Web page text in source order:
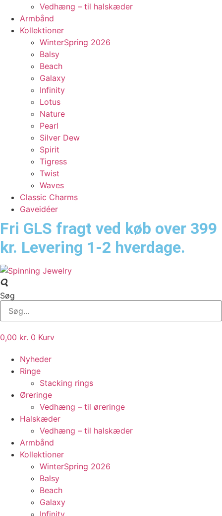
Vedhæng – til halskæder
Armbånd
Kollektioner
WinterSpring 2026
Balsy
Beach
Galaxy
Infinity
Lotus
Nature
Pearl
Silver Dew
Spirit
Tigress
Twist
Waves
Classic Charms
Gaveidéer
Fri GLS fragt ved køb over 399
kr. Levering 1-2 hverdage.
Søg
0,00 kr. 0 Kurv
Nyheder
Ringe
Stacking rings
Øreringe
Vedhæng – til øreringe
Halskæder
Vedhæng – til halskæder
Armbånd
Kollektioner
WinterSpring 2026
Balsy
Beach
Galaxy
Infinity